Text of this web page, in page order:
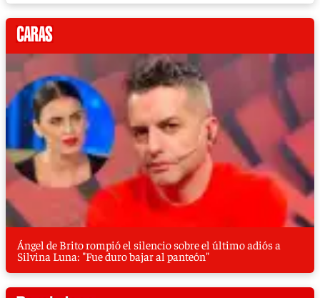
Ángel de Brito rompió el silencio sobre el último adiós a
Silvina Luna: "Fue duro bajar al panteón"